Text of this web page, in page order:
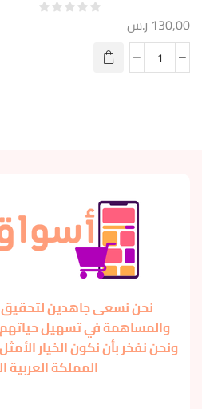
130,00 ر.س
نحن نسعى جاهدين لتحقيق
والمساهمة في تسهيل حياتهم
ونحن نفخر بأن نكون الخيار
المملكة العربية